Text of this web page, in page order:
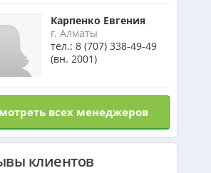
Карпенко Евгения
г. Алматы
тел.: 8 (707) 338-49-49
(вн. 2001)
всех менеджеров
клиентов